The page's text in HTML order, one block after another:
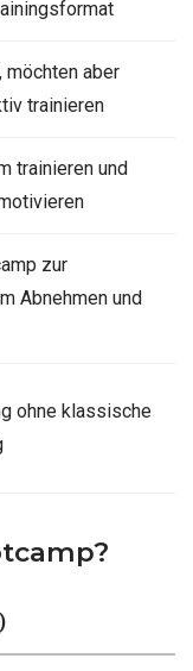
möchten aber
trainieren
trainieren und
zur
Abnehmen und
ohne klassische